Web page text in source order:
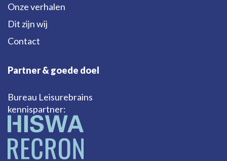
Onze verhalen
Dit zijn wij
Contact
Partner & goede doel
Bureau Leisurebrains
kennispartner: